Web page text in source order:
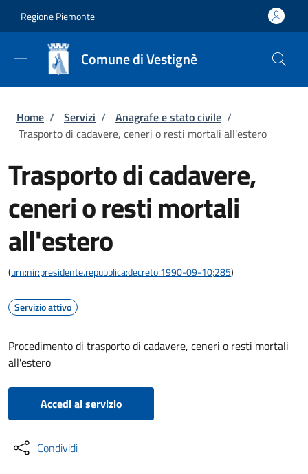
Regione Piemonte
Comune di Vestignè
Briciole di pane
Home / Servizi / Anagrafe e stato civile /
Trasporto di cadavere, ceneri o resti mortali all'estero
Trasporto di cadavere,
ceneri o resti mortali
all'estero
(urn:nir:presidente.repubblica:decreto:1990-09-10;285)
Servizio attivo
Procedimento di trasporto di cadavere, ceneri o resti mortali
all'estero
Accedi al servizio
Condividi